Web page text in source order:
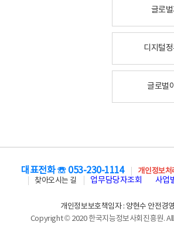
글로
디지털
글로벌
대표전화 ☏ 053-230-1114 개인정보처
찾아오시는 길
업무담당자조회 사업
개인정보보호책임자 : 양현수 안전경
Copyright © 2020 한국지능정보사회진흥원.